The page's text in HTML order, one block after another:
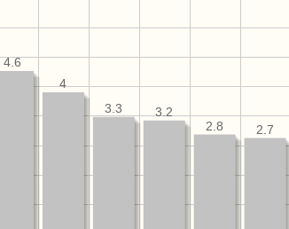
2.7
2.8
3.2
3.3
4
4.6